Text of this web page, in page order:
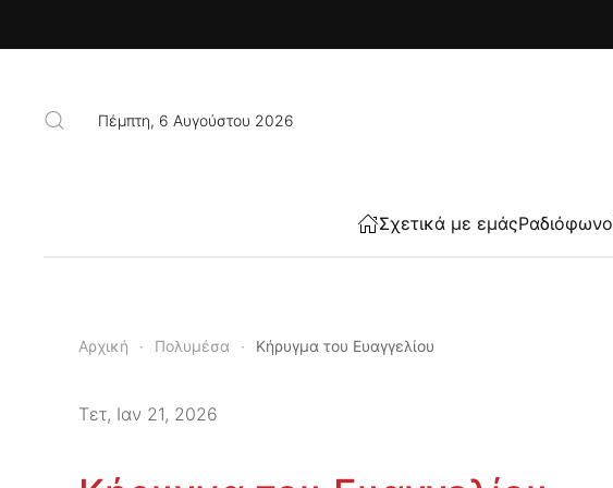
Πέμπτη, 6 Αυγούστου 2026
Σχετικά με εμάςΡαδιόφωνο
Αρχική Πολυμέσα Κήρυγμα του Ευαγγελίου
Τετ, Ιαν 21, 2026